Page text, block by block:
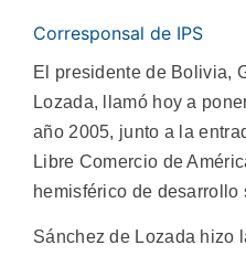
Corresponsal de IPS
El presidente de Bolivia,
Lozada, llamó hoy a
año 2005, junto a la
Libre Comercio de
hemisférico de desarrollo
Sánchez de Lozada hizo